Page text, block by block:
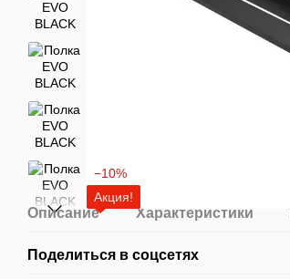
−10%
Акция!
Описание Характеристики
Поделиться в соцсетях